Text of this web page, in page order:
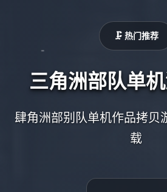
🗜️ 热门推荐
三角洲部队单
肆角洲部别队单机作品拷贝
载